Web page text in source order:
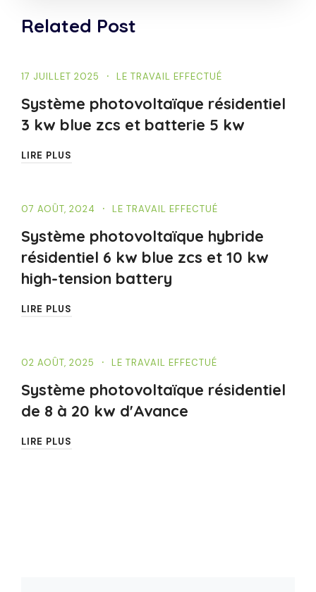
Related Post
17 JUILLET 2025 LE TRAVAIL EFFECTUÉ
Système photovoltaïque résidentiel
3 kw blue zcs et batterie 5 kw
LIRE PLUS
07 AOÛT, 2024 LE TRAVAIL EFFECTUÉ
Système photovoltaïque hybride
résidentiel 6 kw blue zcs et 10 kw
high-tension battery
LIRE PLUS
02 AOÛT, 2025 LE TRAVAIL EFFECTUÉ
Système photovoltaïque résidentiel
de 8 à 20 kw d'Avance
LIRE PLUS